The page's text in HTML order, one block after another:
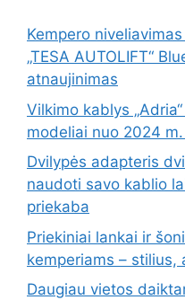
Kempero
„TESA AUTOLIFT“
atnaujinimas
Vilkimo kablys
modeliai nuo 2024
Dvilypės adapteris
naudoti savo kablio
priekaba
Priekiniai lankai ir
kemperiams – stilius,
Daugiau vietos